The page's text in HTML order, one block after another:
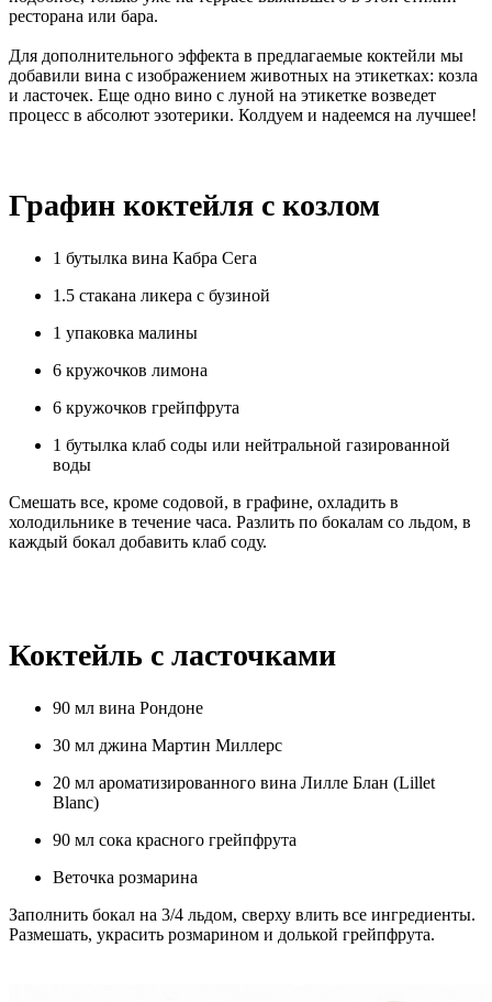
ресторана или бара.
Для дополнительного эффекта в предлагаемые коктейли мы
добавили вина с изображением животных на этикетках: козла
и ласточек. Еще одно вино с луной на этикетке возведет
процесс в абсолют эзотерики. Колдуем и надеемся на лучшее!
Графин коктейля с козлом
1 бутылка вина Кабра Сега
1.5 стакана ликера с бузиной
1 упаковка малины
6 кружочков лимона
6 кружочков грейпфрута
1 бутылка клаб соды или нейтральной газированной
воды
Смешать все, кроме содовой, в графине, охладить в
холодильнике в течение часа. Разлить по бокалам со льдом, в
каждый бокал добавить клаб соду.
Коктейль с ласточками
90 мл вина Рондоне
30 мл джина Мартин Миллерс
20 мл ароматизированного вина Лилле Блан (Lillet
Blanc)
90 мл сока красного грейпфрута
Веточка розмарина
Заполнить бокал на 3/4 льдом, сверху влить все ингредиенты.
Размешать, украсить розмарином и долькой грейпфрута.